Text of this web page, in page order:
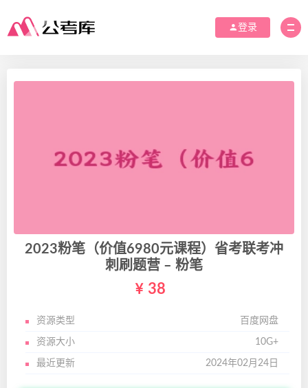
登录
2023粉笔（价值6980元课程）省考联考冲
刺刷题营 – 粉笔
38
资源类型 百度网盘
资源大小 10G+
最近更新 2024年02月24日